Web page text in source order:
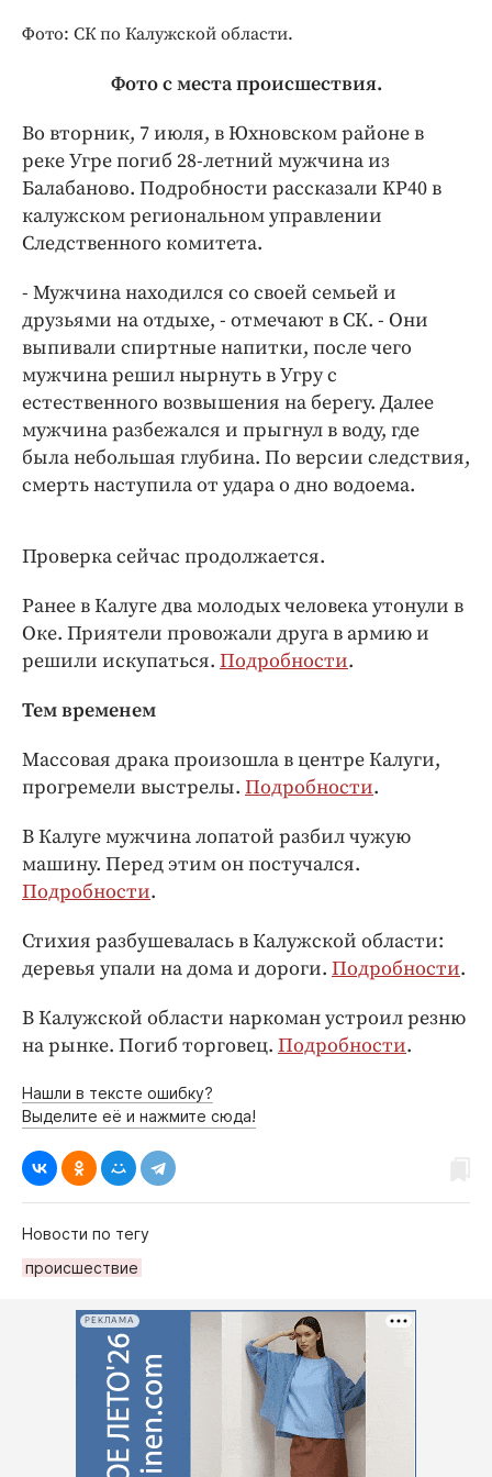
Интересное чтиво
Клиника года
Бренд года
Фото: СК по Калужской области.
Фото с места происшествия.
Во вторник, 7 июля, в Юхновском районе в
реке Угре погиб 28-летний мужчина из
Балабаново. Подробности рассказали KP40 в
калужском региональном управлении
Следственного комитета.
- Мужчина находился со своей семьей и
друзьями на отдыхе, - отмечают в СК. - Они
выпивали спиртные напитки, после чего
мужчина решил нырнуть в Угру с
естественного возвышения на берегу. Далее
мужчина разбежался и прыгнул в воду, где
была небольшая глубина. По версии следствия,
смерть наступила от удара о дно водоема.
Проверка сейчас продолжается.
Ранее в Калуге два молодых человека утонули в
Оке. Приятели провожали друга в армию и
решили искупаться. Подробности.
Тем временем
Массовая драка произошла в центре Калуги,
прогремели выстрелы. Подробности.
В Калуге мужчина лопатой разбил чужую
машину. Перед этим он постучался.
Подробности.
Стихия разбушевалась в Калужской области:
деревья упали на дома и дороги. Подробности.
В Калужской области наркоман устроил резню
на рынке. Погиб торговец. Подробности.
Нашли в тексте ошибку?
Выделите её и нажмите сюда!
Новости по тегу
происшествие
РЕКЛАМА